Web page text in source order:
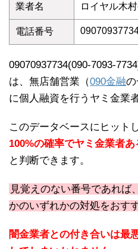
業者名 ロイヤル木
電話番号
09070937734(090-7093-
は、無店舗営業（090金融
に個人融資を行うヤミ金業
このデータベースにヒット
100%の確率でヤミ金業者
と判断できます。
見覚えのない番号であれば
かのいずれかの対処をおす
闇金業者との付き合いは最